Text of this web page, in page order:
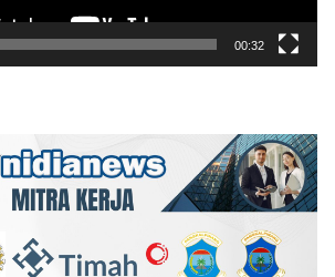
00:32